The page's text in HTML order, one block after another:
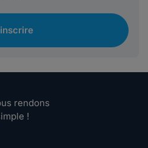
rendons
!